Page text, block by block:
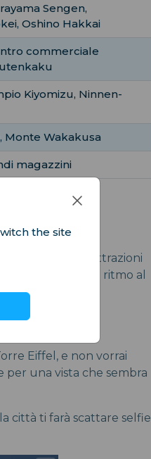
Sengen,
Oshino Hakkai
commerciale
Kiyomizu, Ninnen-
Monte Wakakusa
magazzini
cui l'antico e il
spuntando le attrazioni
che daranno il ritmo al
divertente.
Eiffel, e non vorrai
per una vista che sembra
città ti farà scattare selfie
the site